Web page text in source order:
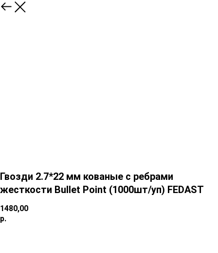
Гвозди 2.7*22 мм кованые с ребрами
жесткости Bullet Point (1000шт/уп) FEDAST
1480,00
р.